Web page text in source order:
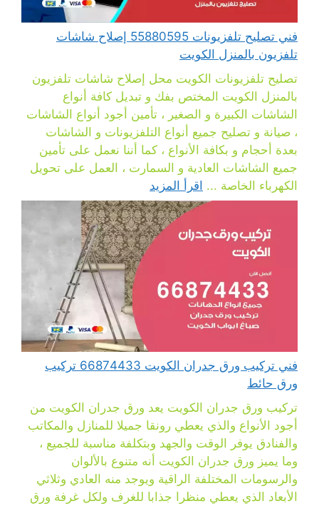
فني تصليح تلفزيونات 55880595 إصلاح شاشات
تلفزيون بالمنزل الكويت
تصليح تلفزيونات الكويت محل إصلاح شاشات تلفزيون
بالمنزل الكويت المختص بفك و تبديل كافة أنواع
الشاشات الكبيرة و الصغير ، تأمين أجود أنواع الشاشات
، صيانة و تصليح جميع أنواع التلفزيونات و الشاشات
بعدة أحجام و بكافة الأنواع ، كما أننا نعمل على تأمين
جميع الشاشات العادية و السمارت ، العمل على تحويل
الكهرباء الخاصة ... اقرأ المزيد
فني تركيب ورق جدران الكويت 66874433 تركيب
ورق حائط
تركيب ورق جدران الكويت يعد ورق جدران الكويت من
أجود الأنواع والذي يعطي رونقا جميلا للمنازل والمكاتب
والفنادق يوفر الوقت والجهد وبتكلفة مناسبة للجميع ،
وما يميز ورق جدران الكويت أنه متنوع بالألوان
والرسومات المختلفة الراقية ويوجد منه العادي وثلاثي
الأبعاد الذي يعطي منظرا جذابا للغرف ولكل غرفة ورق